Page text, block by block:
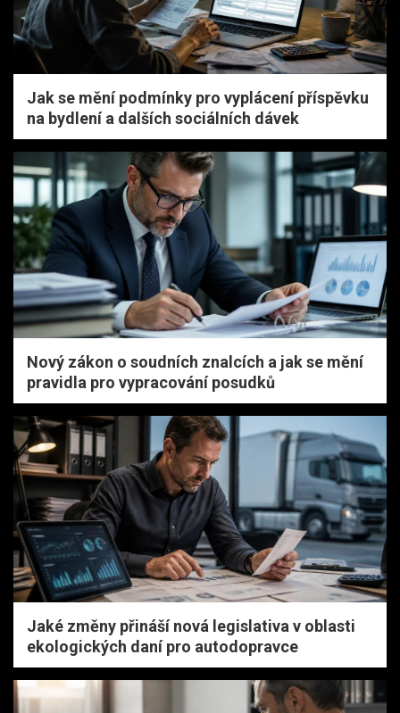
Jak se mění podmínky pro vyplácení příspěvku
na bydlení a dalších sociálních dávek
Nový zákon o soudních znalcích a jak se mění
pravidla pro vypracování posudků
Jaké změny přináší nová legislativa v oblasti
ekologických daní pro autodopravce